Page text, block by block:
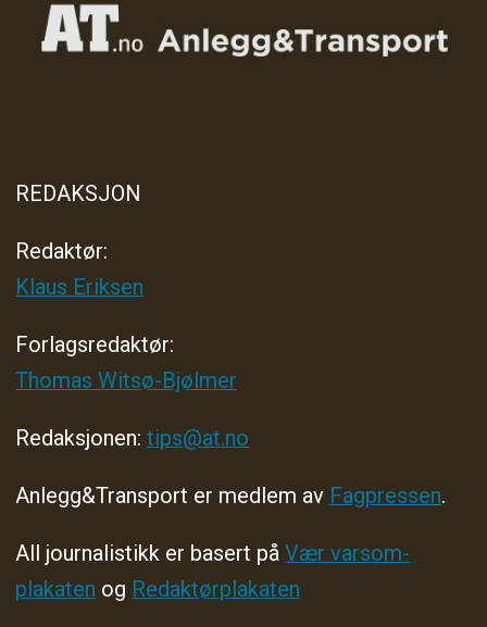
REDAKSJON
Redaktør:
Klaus Eriksen
Forlagsredaktør:
Thomas Witsø-Bjølmer
Redaksjonen: tips@at.no
Anlegg&Transport er medlem av Fagpressen.
All journalistikk er basert på Vær varsom-
plakaten og Redaktørplakaten